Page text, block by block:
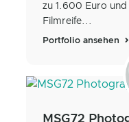
zu 1.600 Euro
Filmreife...
Portfolio ansehen
MSG72